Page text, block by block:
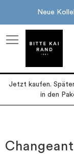
Neue
Jetzt kaufen.
in den
der
Bildgalerie
der
Bildgalerie